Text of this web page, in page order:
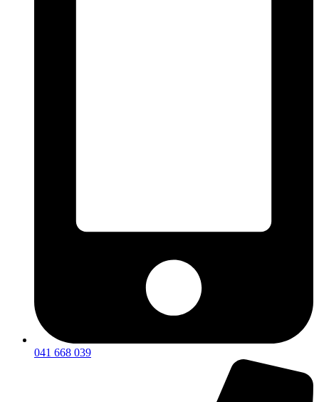
041 668 039